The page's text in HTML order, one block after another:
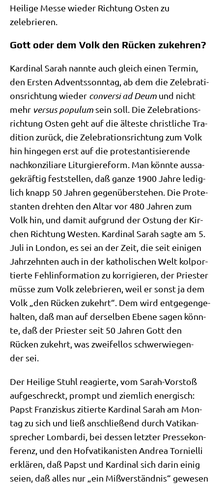
Hei­li­ge Mes­se wie­der Rich­tung Osten zu
zelebrieren.
Gott oder dem Volk den Rücken zukehren?
Kar­di­nal Sarah nann­te auch gleich einen Ter­min,
den Ersten Advents­sonn­tag, ab dem die Zele­bra­ti­
ons­rich­tung wie­der con­ver­si ad Deum und nicht
mehr ver­sus popu­lum sein soll. Die Zele­bra­ti­ons­
rich­tung Osten geht auf die älte­ste christ­li­che Tra­
di­ti­on zurück, die Zele­bra­ti­ons­rich­tung zum Volk
hin hin­ge­gen erst auf die pro­te­stan­ti­sie­ren­de
nach­kon­zi­lia­re Lit­ur­gie­re­form. Man könn­te aus­sa­
ge­kräf­tig fest­stel­len, daß gan­ze 1900 Jah­re ledig­
lich knapp 50 Jah­ren gegen­über­ste­hen. Die Pro­te­
stan­ten dreh­ten den Altar vor 480 Jah­ren zum
Volk hin, und damit auf­grund der Ostung der Kir­
chen Rich­tung Westen. Kar­di­nal Sarah sag­te am 5.
Juli in Lon­don, es sei an der Zeit, die seit eini­gen
Jahr­zehn­ten auch in der katho­li­schen Welt kol­por­
tier­te Fehl­in­for­ma­ti­on zu kor­ri­gie­ren, der Prie­ster
müs­se zum Volk zele­brie­ren, weil er sonst ja dem
Volk „den Rücken zukehrt“. Dem wird ent­ge­gen­ge­
hal­ten, daß man auf der­sel­ben Ebe­ne sagen könn­
te, daß der Prie­ster seit 50 Jah­ren Gott den
Rücken zukehrt, was zwei­fel­los schwer­wie­gen­
der sei.
Der Hei­li­ge Stuhl reagier­te, vom Sarah-Vor­stoß
auf­ge­schreckt, prompt und ziem­lich ener­gisch:
Papst Fran­zis­kus zitier­te Kar­di­nal Sarah am Mon­
tag zu sich und ließ anschlie­ßend durch Vati­kan­
spre­cher Lom­bar­di, bei des­sen letz­ter Pres­se­kon­
fe­renz, und den Hof­va­ti­ka­ni­sten Andrea Tor­ni­el­li
erklä­ren, daß Papst und Kar­di­nal sich dar­in einig
sei­en, daß alles nur „ein Miß­ver­ständ­nis“ gewe­sen